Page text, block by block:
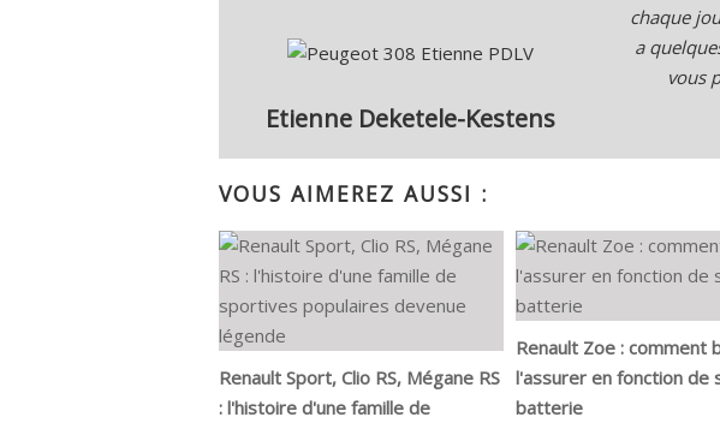
chaque
a
vous
Etienne Deketele-Kestens
VOUS AIMEREZ AUSSI :
Renault Sport, Clio RS, Mégane RS
: l'histoire d'une famille de
Renault Zoe : comment
l'assurer en fonction de
batterie